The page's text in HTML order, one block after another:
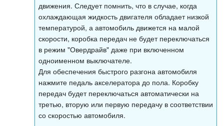
движения. Следует помнить, что в случае, когда
охлаждающая жидкость двигателя обладает низкой
температурой, а автомобиль движется на малой
скорости, коробка передач не будет переключаться
в режим "Овердрайв" даже при включенном
одноименном выключателе.
Для обеспечения быстрого разгона автомобиля
нажмите педаль акселератора до пола. Коробку
передач будет переключаться автоматически на
третью, вторую или первую передачу в соответствии
со скоростью автомобиля.